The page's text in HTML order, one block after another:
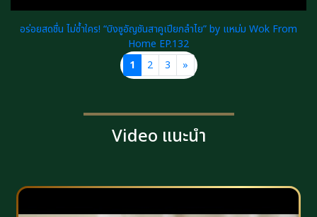
อร่อยสดชื่น ไม่ซ้ำใคร! “บิงซูอัญชันสาคูเปียกลำไย” by แหม่ม Wok From
Home EP.132
1
2 3 »
Video แนะนำ